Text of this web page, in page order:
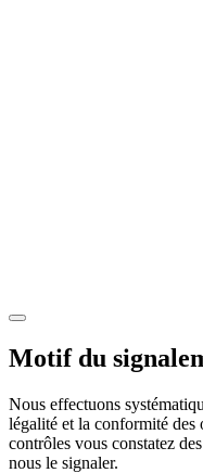
Motif du
Nous effectuons
légalité et la conformité des
contrôles vous constatez
nous le signaler.